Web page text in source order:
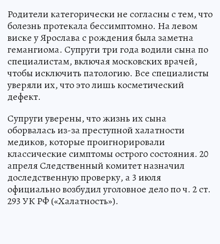
Родители категорически не согласны с тем, что
болезнь протекала бессимптомно. На левом
виске у Ярослава с рождения была заметна
гемангиома. Супруги три года водили сына по
специалистам, включая московских врачей,
чтобы исключить патологию. Все специалисты
уверяли их, что это лишь косметический
дефект.
Супруги уверены, что жизнь их сына
оборвалась из-за преступной халатности
медиков, которые проигнорировали
классические симптомы острого состояния. 20
апреля Следственный комитет назначил
доследственную проверку, а 3 июля
официально возбудил уголовное дело по ч. 2 ст.
293 УК РФ («Халатность»).